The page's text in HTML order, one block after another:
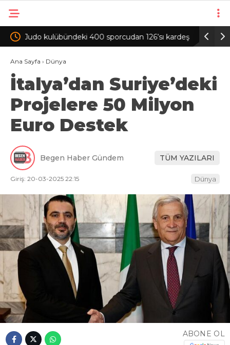
kardeş İkaz römorkuna çarpan motosikletin sürücüsü
öldü
Ana Sayfa › Dünya
İtalya’dan Suriye’deki
Projelere 50 Milyon
Euro Destek
Begen Haber Gündem TÜM YAZILARI
Giriş: 20-03-2025 22:15 Dünya
ABONE OL